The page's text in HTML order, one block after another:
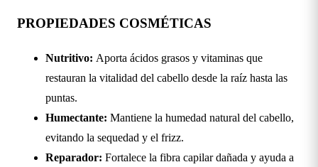
PROPIEDADES COSMÉTICAS
Nutritivo: Aporta ácidos grasos y vitaminas que
restauran la vitalidad del cabello desde la raíz hasta las
puntas.
Humectante: Mantiene la humedad natural del cabello,
evitando la sequedad y el frizz.
Reparador: Fortalece la fibra capilar dañada y ayuda a